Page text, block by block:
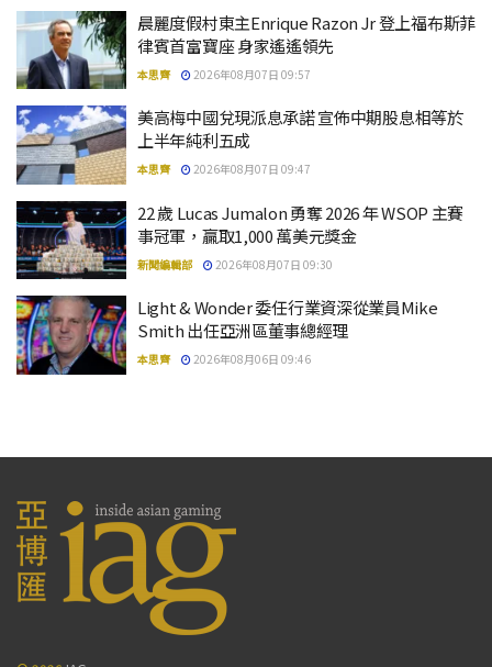
晨麗度假村東主Enrique Razon Jr 登上福布斯菲
律賓首富寶座 身家遙遙領先
本思齊 2026年08月07日 09:57
美高梅中國兌現派息承諾 宣佈中期股息相等於
上半年純利五成
本思齊 2026年08月07日 09:47
22 歲 Lucas Jumalon 勇奪 2026 年 WSOP 主賽
事冠軍，贏取1,000 萬美元獎金
新聞編輯部 2026年08月07日 09:30
Light & Wonder 委任行業資深從業員Mike
Smith 出任亞洲區董事總經理
本思齊 2026年08月06日 09:46